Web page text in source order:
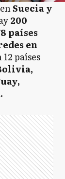
Suecia y
200
países
en
países